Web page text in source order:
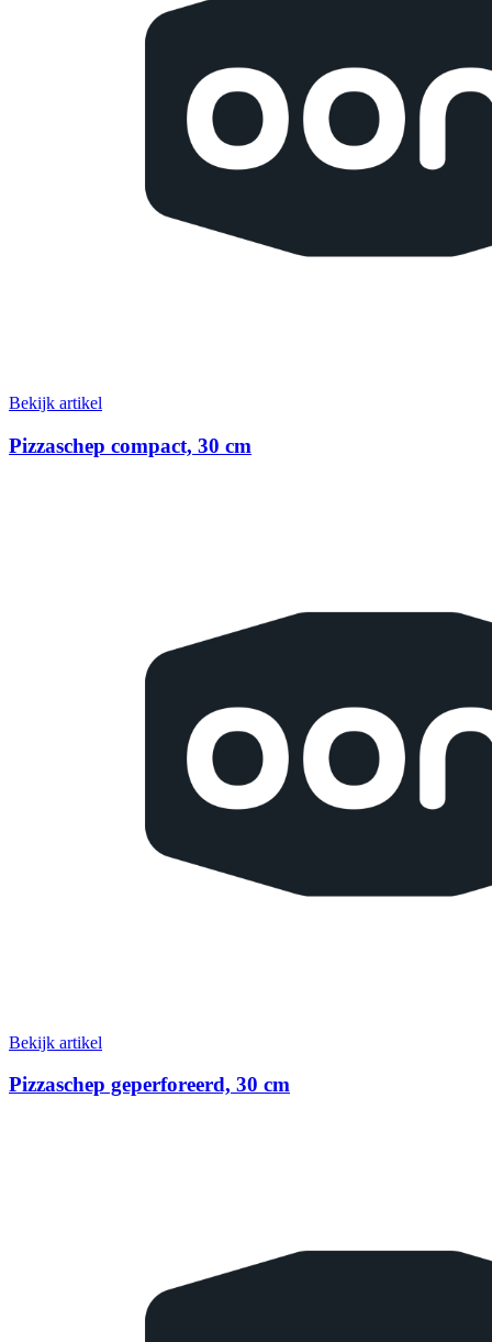
Bekijk artikel
Pizzaschep compact, 30 cm
Bekijk artikel
Pizzaschep geperforeerd, 30 cm